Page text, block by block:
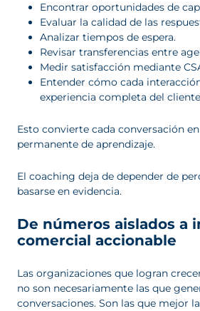
Encontrar oportunidades de
Evaluar la calidad de las
Analizar tiempos de espera.
Revisar transferencias entre
Medir satisfacción mediante
Entender cómo cada
experiencia completa del
Esto convierte cada conversación
permanente de aprendizaje.
El coaching deja de depender de
basarse en evidencia.
De números aislados a
comercial accionable
Las organizaciones que logran
no son necesariamente las que
conversaciones. Son las que mejor